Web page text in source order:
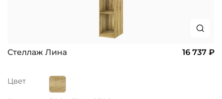
Стеллаж Лина 16 737 ₽
Цвет